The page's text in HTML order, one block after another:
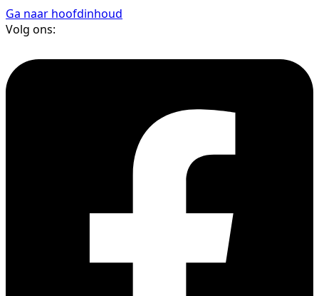
Ga naar hoofdinhoud
Volg ons: